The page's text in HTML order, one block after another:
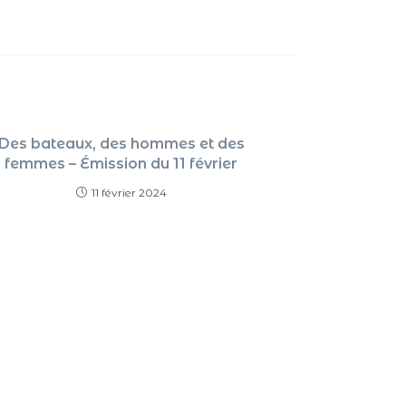
Des bateaux, des hommes et des
femmes – Émission du 11 février
11 février 2024